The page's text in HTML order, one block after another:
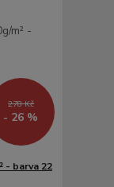
278 Kč
- 26 %
- barva 22